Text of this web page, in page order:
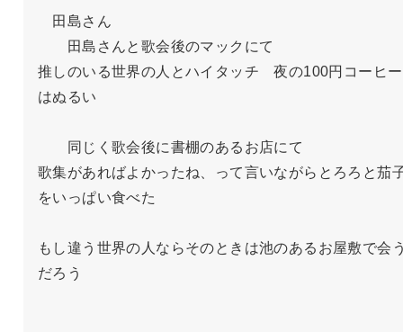
田島さん
田島さんと歌会後のマックにて
推しのいる世界の人とハイタッチ　夜の100円コーヒー
はぬるい
同じく歌会後に書棚のあるお店にて
歌集があればよかったね、って言いながらとろろと茄
をいっぱい食べた
もし違う世界の人ならそのときは池のあるお屋敷で会
だろう